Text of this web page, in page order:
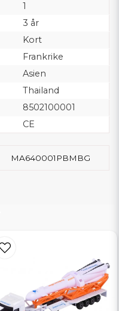
1
3 år
Kort
Frankrike
Asien
Thailand
8502100001
CE
MA640001PBMBG